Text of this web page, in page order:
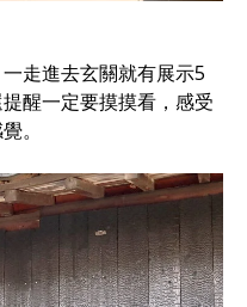
走進去玄關就有展示5
醒一定要摸摸看，感受
。